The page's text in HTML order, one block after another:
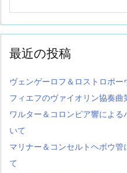
最近の投稿
ヴェンゲーロフ＆ロストロポ
フィエフのヴァイオリン協奏曲
ワルター＆コロンビア響によ
いて
マリナー＆コンセルトヘボウ
て